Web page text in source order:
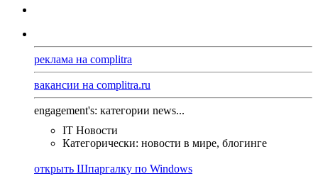
реклама на complitra
вакансии на complitra.ru
engagement's: категории news...
IT Новости
Категорически: новости в мире, блогинге
открыть Шпаргалку по Windows